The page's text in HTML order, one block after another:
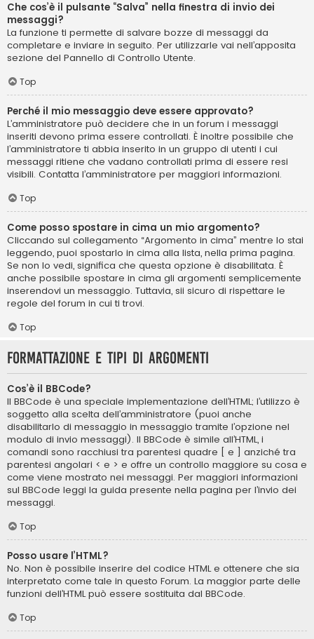
Che cos’è il pulsante “Salva” nella finestra di invio dei
messaggi?
La funzione ti permette di salvare bozze di messaggi da
completare e inviare in seguito. Per utilizzarle vai nell’apposita
sezione del Pannello di Controllo Utente.
Top
Perché il mio messaggio deve essere approvato?
L’amministratore può decidere che in un forum i messaggi
inseriti devono prima essere controllati. È inoltre possibile che
l’amministratore ti abbia inserito in un gruppo di utenti i cui
messaggi ritiene che vadano controllati prima di essere resi
visibili. Contatta l’amministratore per maggiori informazioni.
Top
Come posso spostare in cima un mio argomento?
Cliccando sul collegamento “Argomento in cima” mentre lo stai
leggendo, puoi spostarlo in cima alla lista, nella prima pagina.
Se non lo vedi, significa che questa opzione è disabilitata. È
anche possibile spostare in cima gli argomenti semplicemente
inserendovi un messaggio. Tuttavia, sii sicuro di rispettare le
regole del forum in cui ti trovi.
Top
Formattazione e tipi di argomenti
Cos’è il BBCode?
Il BBCode è una speciale implementazione dell’HTML; l’utilizzo è
soggetto alla scelta dell’amministratore (puoi anche
disabilitarlo di messaggio in messaggio tramite l’opzione nel
modulo di invio messaggi). Il BBCode è simile all’HTML, i
comandi sono racchiusi tra parentesi quadre [ e ] anziché tra
parentesi angolari < e > e offre un controllo maggiore su cosa e
come viene mostrato nei messaggi. Per maggiori informazioni
sul BBCode leggi la guida presente nella pagina per l’invio dei
messaggi.
Top
Posso usare l’HTML?
No. Non è possibile inserire del codice HTML e ottenere che sia
interpretato come tale in questo Forum. La maggior parte delle
funzioni dell’HTML può essere sostituita dal BBCode.
Top